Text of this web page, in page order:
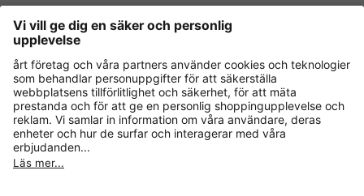
Handla säkert med
Andra onlinebutiker
Sverige